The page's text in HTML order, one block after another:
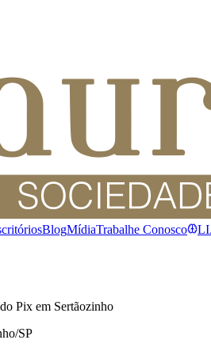
BlogMídiaTrabalhe Conosco
Pix em Sertãozinho
SP